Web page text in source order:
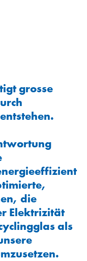
grosse
die
Elektrizität
als